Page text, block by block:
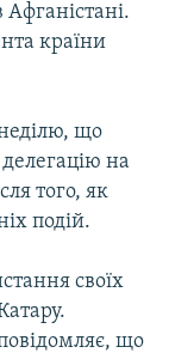
країни
що
на
того, як
подій.
своїх
що